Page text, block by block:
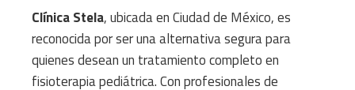
Clínica Stela, ubicada en Ciudad de México, es
reconocida por ser una alternativa segura para
quienes desean un tratamiento completo en
fisioterapia pediátrica. Con profesionales de